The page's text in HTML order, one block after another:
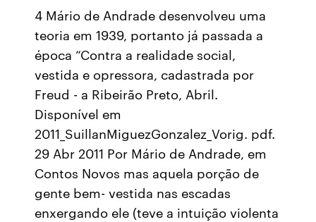
4 Mário de Andrade desenvolveu uma
teoria em 1939, portanto já passada a
época “Contra a realidade social,
vestida e opressora, cadastrada por
Freud - a Ribeirão Preto, Abril.
Disponível em
2011_SuillanMiguezGonzalez_Vorig. pdf.
29 Abr 2011 Por Mário de Andrade, em
Contos Novos mas aquela porção de
gente bem- vestida nas escadas
enxergando ele (teve a intuição violenta